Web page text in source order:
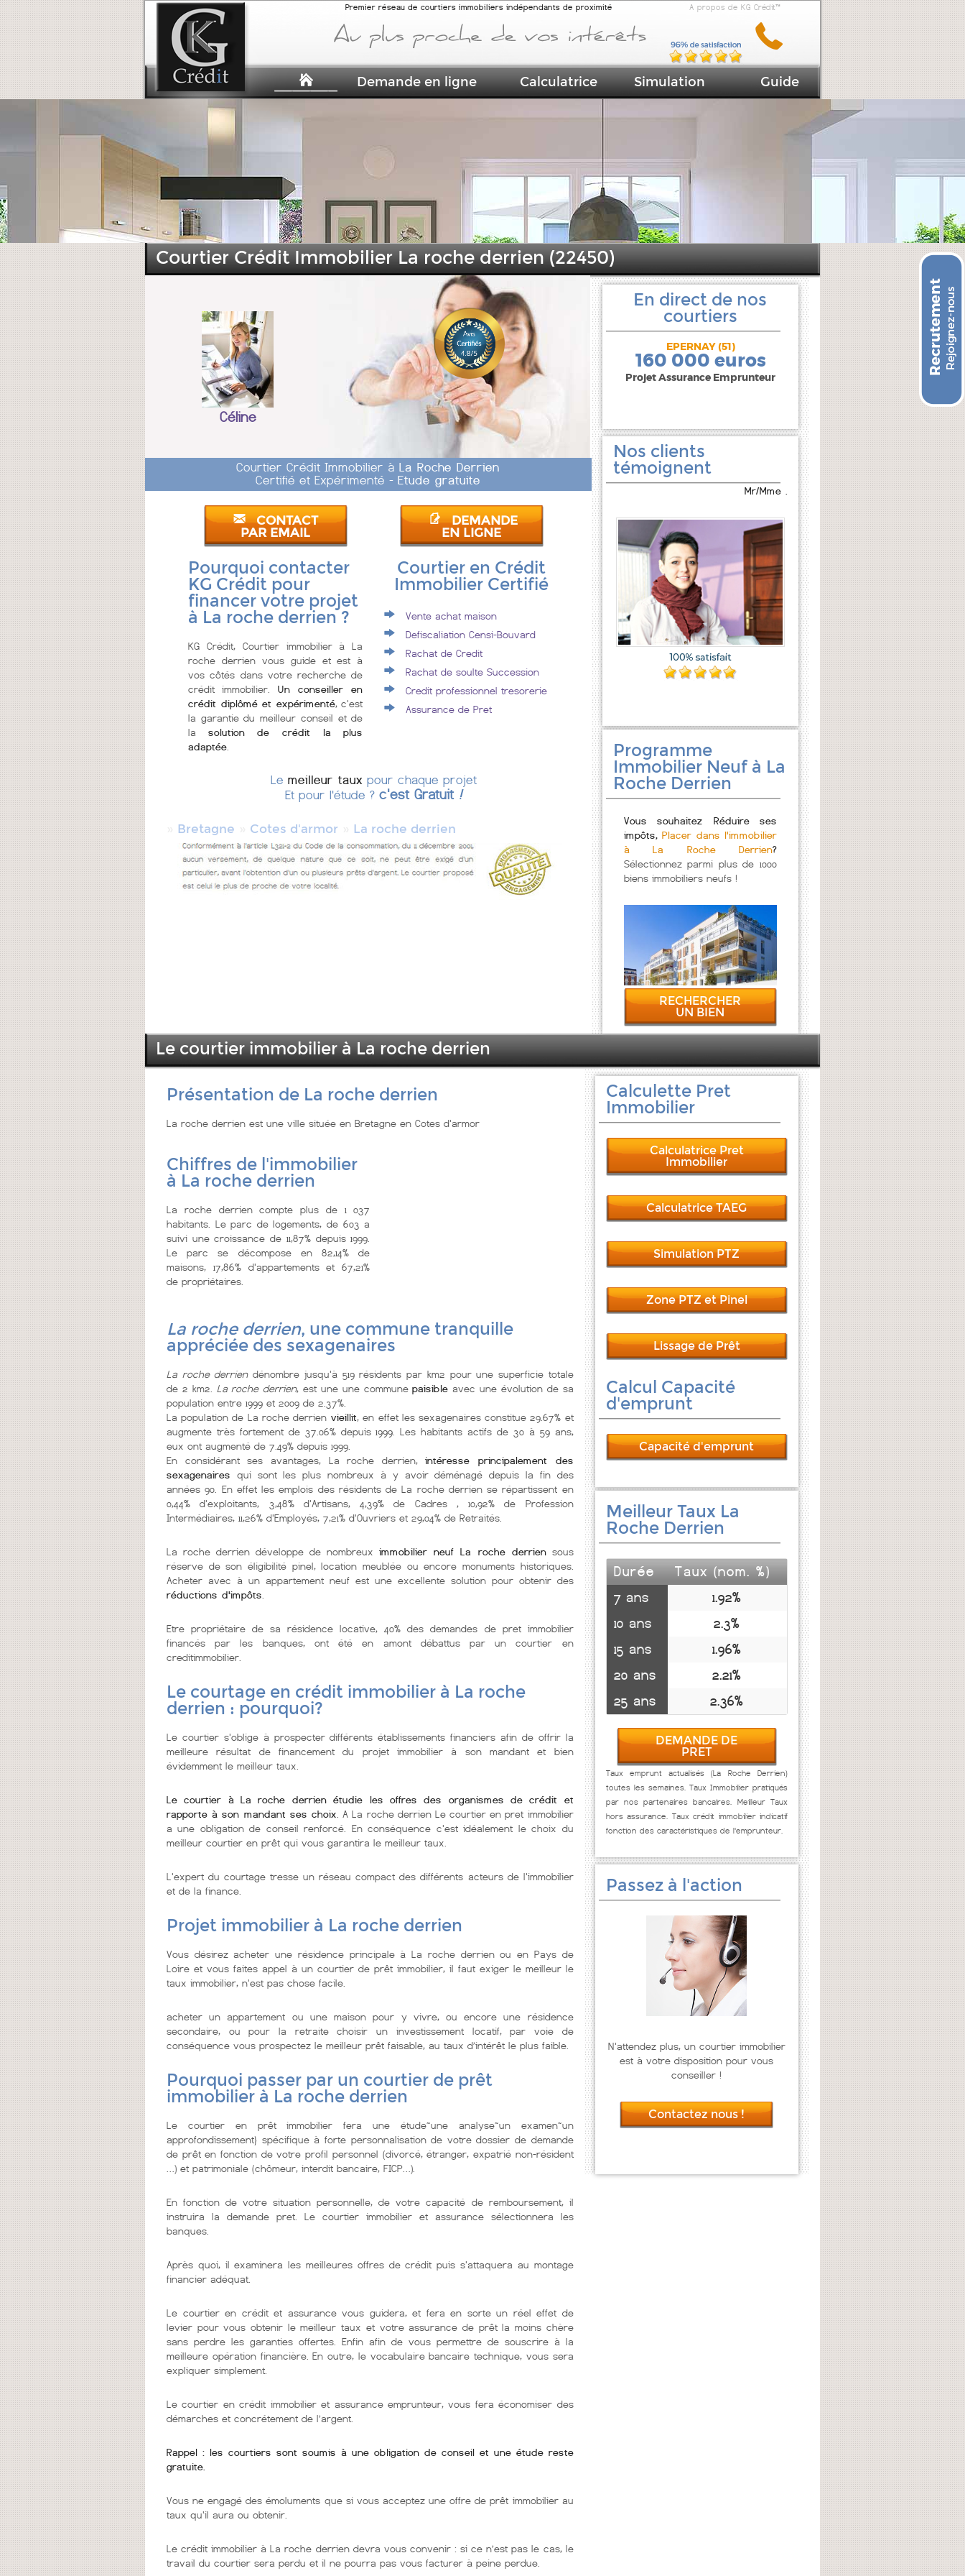
Courtier Crédit Immobilier La roche derrien (22450)
Céline
Courtier Crédit Immobilier àLa Roche Derrien
Certifié et Expérimenté -Etude gratuite
CONTACT
PAR EMAIL
DEMANDE
EN LIGNE
Pourquoi contacter
KG Crédit pour
financer votre projet
à La roche derrien ?
KG Crédit, Courtier immobilier à La
roche derrien vous guide et est à
vos côtés dans votre recherche de
crédit immobilier. Un conseiller en
crédit diplômé et expérimenté, c'est
la garantie du meilleur conseil et de
la solution de crédit la plus
adaptée
Courtier en Crédit
Immobilier Certifié
Vente achat maison
Defiscaliation Censi-Bouvard
Rachat de Credit
Rachat de soulte Succession
Credit professionnel tresorerie
Assurance de Pret
Le meilleur taux pour chaque projet
Et pour l'étude ?c'est Gratuit !
Bretagne Cotes d'armor La roche derrien
En direct de nos
courtiers
150 000 euros
EPERNAY (51)
160 000 euros
Projet Assurance Emprunteur
240 000 euros
Nos clients
témoignent
Mr/Mme .
Programme
Immobilier Neuf à La
Roche Derrien
Vous souhaitez Réduire ses
impôts,Placer dans l'immobilier
à La Roche Derrien?
Sélectionnez parmi plus de 1000
biens immobiliers neufs !
RECHERCHER
UN BIEN
Le courtier immobilier à La roche derrien
Présentation de La roche derrien
La roche derrien est une ville située en Bretagne en Cotes d'armor
Chiffres de l'immobilier
à La roche derrien
La roche derrien compte plus de 1 037
habitants. Le parc de logements, de 603 a
suivi une croissance de 11,87% depuis 1999.
Le parc se décompose en 82,14% de
maisons, 17,86% d'appartements et 67,21%
de propriétaires.
La roche derrien, une commune tranquille
appréciée des sexagenaires
La roche derriendénombre jusqu'à 519 résidents par km2 pour une superficie totale
de 2 km2. La roche derrien, est une une communepaisible avec une évolution de sa
population entre 1999 et 2009 de 2.37%.
La population de La roche derrien vieillit, en effet les sexagenaires constitue 29.67% et
augmente très fortement de 37.06% depuis 1999. Les habitants actifs de 30 à 59 ans,
eux ont augmenté de 7.49% depuis 1999.
En considérant ses avantages, La roche derrien,intéresse principalement des
sexagenaires qui sont les plus nombreux à y avoir déménagé depuis la fin des
années 90. En effet les emplois des résidents de La roche derrien se répartissent en
0,44% d'exploitants, 3,48% d'Artisans, 4,39% de Cadres , 10,92% de Profession
Intermédiaires, 11,26% d'Employés, 7,21% d'Ouvriers et 29,04% de Retraités.
La roche derrien développe de nombreuximmobilier neuf La roche derriensous
réserve de son éligibilité pinel, location meublée ou encore monuments historiques.
Acheter avec à un appartement neuf est une excellente solution pour obtenir des
réductions d'impôts
Etre propriétaire de sa résidence locative, 40% des demandes de pret immobilier
financés par les banques, ont été en amont débattus par un courtier en
creditimmobilier.
Le courtage en crédit immobilier à La roche
derrien : pourquoi?
Le courtier s'oblige à prospecter différents établissements financiers afin de offrir la
meilleure résultat de financement du projet immobilier à son mandant et bien
évidemment le meilleur taux.
Le courtier à La roche derrien étudie les offres des organismes de crédit et
rapporte à son mandant ses choix . A La roche derrien Le courtier en pret immobilier
a une obligation de conseil renforcé. En conséquence c'est idéalement le choix du
meilleur courtier en prêt qui vous garantira le meilleur taux.
L'expert du courtage tresse un réseau compact des différents acteurs de l'immobilier
et de la finance.
Projet immobilier à La roche derrien
Vous désirez acheter une résidence principale à La roche derrien ou en Pays de
Loire et vous faites appel à un courtier de prêt immobilier, il faut exiger le meilleur le
taux immobilier, n'est pas chose facile.
acheter un appartement ou une maison pour y vivre, ou encore une résidence
secondaire, ou pour la retraite choisir un investissement locatif, par voie de
conséquence vous prospectez le meilleur prêt faisable, au taux d’intérêt le plus faible.
Pourquoi passer par un courtier de prêt
immobilier à La roche derrien
Le courtier en prêt immobilier fera une étude~une analyse~un examen~un
approfondissement} spécifique à forte personnalisation de votre dossier de demande
de prêt en fonction de votre profil personnel (divorcé, étranger, expatrié non-résident
…) et patrimoniale (chômeur, interdit bancaire, FICP…).
En fonction de votre situation personnelle, de votre capacité de remboursement, il
instruira la demande pret. Le courtier immobilier et assurance sélectionnera les
banques.
Après quoi, il examinera les meilleures offres de crédit puis s'attaquera au montage
financier adéquat.
Le courtier en crédit et assurance vous guidera, et fera en sorte un réel effet de
levier pour vous obtenir le meilleur taux et votre assurance de prêt la moins chère
sans perdre les garanties offertes. Enfin afin de vous permettre de souscrire à la
meilleure opération financière. En outre, le vocabulaire bancaire technique, vous sera
expliquer simplement.
Le courtier en crédit immobilier et assurance emprunteur, vous fera économiser des
démarches et concrétement de l’argent.
Rappel : les courtiers sont soumis à une obligation de conseil et une étude reste
gratuite.
Vous ne engagé des émoluments que si vous acceptez une offre de prêt immobilier au
taux qu'il aura ou obtenir.
Le crédit immobilier à La roche derrien devra vous convenir : si ce n’est pas le cas, le
travail du courtier sera perdu et il ne pourra pas vous facturer à peine perdue.
Calculette Pret
Immobilier
Calculatrice Pret
Immobilier
Calculatrice TAEG
Simulation PTZ
Zone PTZ et Pinel
Lissage de Prêt
Calcul Capacité
d'emprunt
Capacité d'emprunt
Meilleur Taux La
Roche Derrien
Durée
Taux (nom. %)
7 ans
1.92%
10 ans
2.3%
15 ans
1.96%
20 ans
2.21%
25 ans
2.36%
DEMANDE DE
PRET
Taux emprunt actualisés (La Roche Derrien)
toutes les semaines. Taux Immobilier pratiqués
par nos partenaires bancaires. Meilleur Taux
hors assurance. Taux crédit immobilier indicatif
fonction des caractéristiques de l'emprunteur.
Passez à l'action
N'attendez plus, un courtier immobilier
est à votre disposition pour vous
conseiller !
Contactez nous !
Premier réseau de courtiers immobiliers indépendants de proximité A propos de KG Crédit™
Demande en ligne Calculatrice Simulation Guide